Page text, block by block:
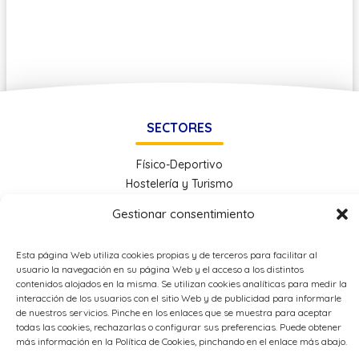
Gestionar consentimiento
Esta página Web utiliza cookies propias y de terceros para facilitar al
usuario la navegación en su página Web y el acceso a los distintos
contenidos alojados en la misma. Se utilizan cookies analíticas para medir la
interacción de los usuarios con el sitio Web y de publicidad para informarle
de nuestros servicios. Pinche en los enlaces que se muestra para aceptar
todas las cookies, rechazarlas o configurar sus preferencias. Puede obtener
más información en la Política de Cookies, pinchando en el enlace más abajo.
SECTORES
Físico-Deportivo
Hostelería y Turismo
Economía e Industria Digital
Energía
Metal
OTROS ENLACES